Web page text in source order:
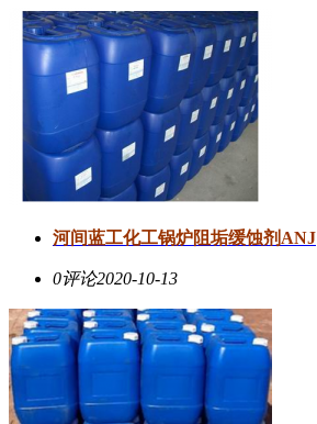
河间蓝工化工锅炉阻垢缓蚀剂ANJ
0评论2020-10-13